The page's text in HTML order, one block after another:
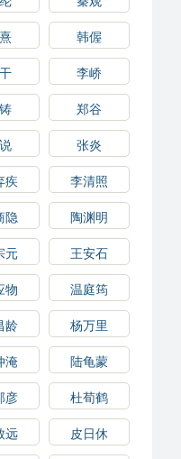
韩偓
李峤
郑谷
张炎
疾
李清照
隐
陶渊明
元
王安石
物
温庭筠
龄
杨万里
淹
陆龟蒙
彦
杜荀鹤
远
皮日休